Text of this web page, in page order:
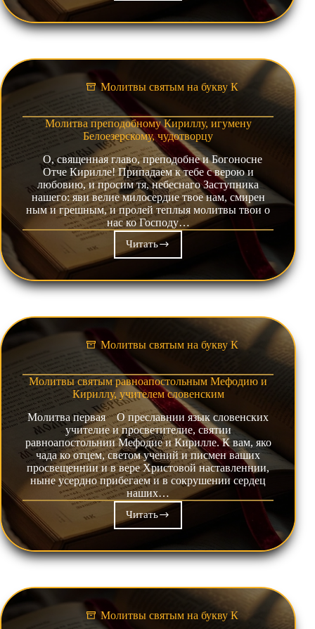
Кириллу
и
родителям
преподобного
Сергия
Молитвы святым на букву К
Молитва преподобному Кириллу, игумену
Белоезерскому, чудотворцу
О, священная главо, преподобне и Богоносне
Отче Кирилле! Припадаем к тебе с верою и
любовию, и просим тя, небеснаго Заступника
нашего: яви велие милосердие твое нам, смирен
ным и грешным, и пролей теплыя молитвы твои о
нас ко Господу…
ЧитатьМолитва
Кириллу,
игумену
чудотворцу
Молитвы святым на букву К
Молитвы святым равноапостольным Мефодию и
Кириллу, учителем словенским
Молитва первая О преславнии язык словенских
учителие и просветителие, святии
равноапостольнии Мефодие и Кирилле. К вам, яко
чада ко отцем, светом учений и писмен ваших
просвещеннии и в вере Христовой наставленнии,
ныне усердно прибегаем и в сокрушении сердец
наших…
ЧитатьМолитвы
святым
равноапостольным
Мефодию
Кириллу,
словенским
Молитвы святым на букву К